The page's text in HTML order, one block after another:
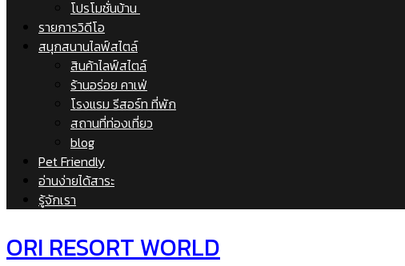
โปรโมชั่นบ้าน
รายการวิดีโอ
สนุกสนานไลฟ์สไตล์
สินค้าไลฟ์สไตล์
ร้านอร่อย คาเฟ่
โรงแรม รีสอร์ท ที่พัก
สถานที่ท่องเที่ยว
blog
Pet Friendly
อ่านง่ายได้สาระ
รู้จักเรา
ORI RESORT WORLD